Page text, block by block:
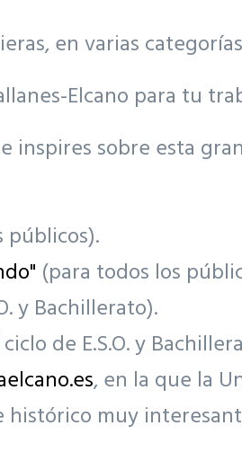
en varias
Elcano para tu
sobre esta
públicos).
(para todos los
y Bachillerato).
ciclo de E.S.O. y
, en la que la
muy